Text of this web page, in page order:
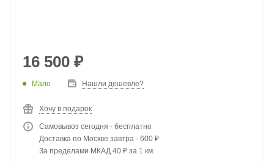
16 500 ₽
Мало Нашли дешевле?
Хочу в подарок
Самовывоз сегодня - бесплатно
Доставка по Москве завтра - 600 ₽
За пределами МКАД 40 ₽ за 1 км.